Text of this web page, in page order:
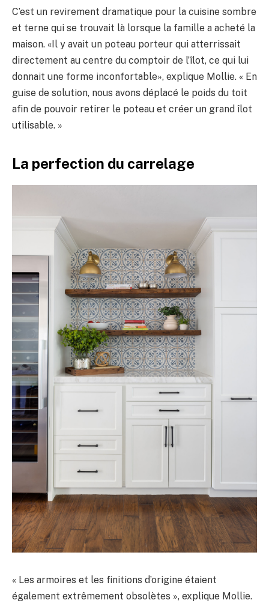
C’est un revirement dramatique pour la cuisine sombre
et terne qui se trouvait là lorsque la famille a acheté la
maison. «Il y avait un poteau porteur qui atterrissait
directement au centre du comptoir de l’îlot, ce qui lui
donnait une forme inconfortable», explique Mollie. « En
guise de solution, nous avons déplacé le poids du toit
afin de pouvoir retirer le poteau et créer un grand îlot
utilisable. »
La perfection du carrelage
« Les armoires et les finitions d’origine étaient
également extrêmement obsolètes », explique Mollie.